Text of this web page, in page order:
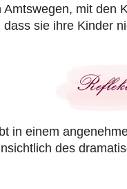
mit den
dass sie ihre Kinder
in einem
des